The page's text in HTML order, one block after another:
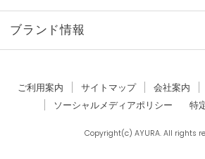
ブランド情報
ご利用案内 サイトマップ 会社案内
ソーシャルメディアポリシー
特
Copyright(c) AYURA. All rights